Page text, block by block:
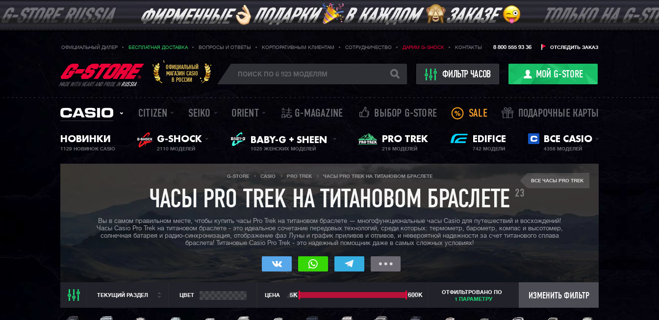
ОФИЦИАЛЬНЫЙ ДИЛЕР БЕСПЛАТНАЯ ДОСТАВКА ВОПРОСЫ И ОТВЕТЫ КОРПОРАТИВНЫМ КЛИЕНТАМ СОТРУДНИЧЕСТВО ДАРИМ G-SHOCK КОНТАКТЫ ОТСЛЕДИТЬ ЗАКАЗ
8 800 555 93 36
MADE WITH HEART AND PRIDE INRUSSIA
ОФИЦИАЛЬНЫЙ
МАГАЗИН CASIO
В РОССИИ
ФИЛЬТР ЧАСОВ МОЙ G-STORE
CITIZEN SEIKO ORIENT 誌 G-MAGAZINE ВЫБОР G-STORE SALE ПОДАРОЧНЫЕ КАРТЫ
НОВИНКИ
1129 НОВИНОК CASIO
G-SHOCK
2110 МОДЕЛЕЙ
ЖЕНСКИЕ ЧАСЫ
BABY-G + SHEEN
1025 ЖЕНСКИХ МОДЕЛЕЙ
PRO TREK
219 МОДЕЛЕЙ
EDIFICE
742 МОДЕЛИ
ВСЕ CASIO
4358 МОДЕЛЕЙ
ВСЕ ЧАСЫ PRO TREK
G-STORE CASIO PRO TREK ЧАСЫ PRO TREK НА ТИТАНОВОМ БРАСЛЕТЕ
ЧАСЫ PRO TREK НА ТИТАНОВОМ БРАСЛЕТЕ 23
Вы в самом правильном месте, чтобы купить часы Pro Trek на титановом браслете — многофункциональные часы Casio для путешествий и восхождений!
Часы Casio Pro Trek на титановом браслете - это идеальное сочетание передовых технологий, среди которых: термометр, барометр, компас и высотомер,
солнечная батарея и радио-синхронизация, отображение фаз Луны и график приливов и отливов, и невероятной надежности за счет титанового сплава
браслета! Титановые Casio Pro Trek - это надежный помощник даже в самых сложных условиях!
ТЕКУЩИЙ РАЗДЕЛ
ТЕКУЩИЙ РАЗДЕЛ
ЦВЕТ ЦЕНА 5К 600К
ОТФИЛЬТРОВАНО ПО
1 ПАРАМЕТРУ
ИЗМЕНИТЬ ФИЛЬТР